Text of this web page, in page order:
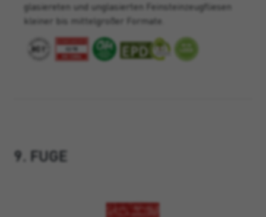
glasiereten und unglasierten Feinsteinzeugfliesen
kleiner bis mittelgroßer Formate.
9. FUGE